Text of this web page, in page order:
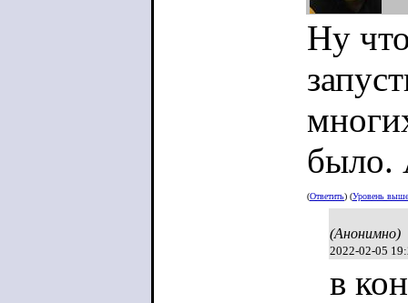
Ну
было.
(Ответить) (Уровень выше
(Анонимно)
2022-02-05
в